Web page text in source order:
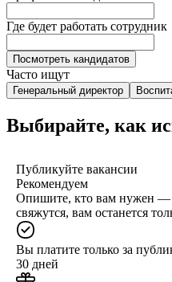
Где будет работать сотрудник
Посмотреть кандидатов
Часто ищут
Генеральный директор
Выбирайте, как
Публикуйте вакансии
Рекомендуем
Опишите, кто вам нужен —
свяжутся, вам останется
Вы платите только за
30 дней